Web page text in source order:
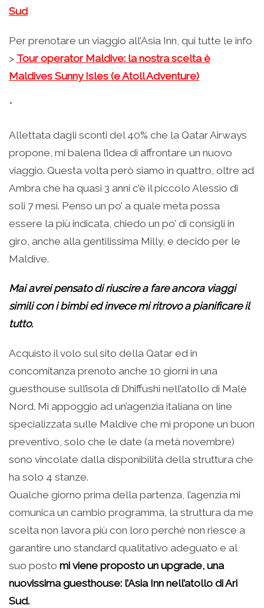
Sud
Per prenotare un viaggio all’Asia Inn, qui tutte le info
> Tour operator Maldive: la nostra scelta è
Maldives Sunny Isles (e Atoll Adventure)
*
Allettata dagli sconti del 40% che la Qatar Airways
propone, mi balena l’idea di affrontare un nuovo
viaggio. Questa volta però siamo in quattro, oltre ad
Ambra che ha quasi 3 anni c’è il piccolo Alessio di
soli 7 mesi. Penso un po’ a quale meta possa
essere la più indicata, chiedo un po’ di consigli in
giro, anche alla gentilissima Milly, e decido per le
Maldive.
Mai avrei pensato di riuscire a fare ancora viaggi
simili con i bimbi ed invece mi ritrovo a pianificare il
tutto.
Acquisto il volo sul sito della Qatar ed in
concomitanza prenoto anche 10 giorni in una
guesthouse sull’isola di Dhiffushi nell’atollo di Malè
Nord. Mi appoggio ad un’agenzia italiana on line
specializzata sulle Maldive che mi propone un buon
preventivo, solo che le date (a metà novembre)
sono vincolate dalla disponibilità della struttura che
ha solo 4 stanze.
Qualche giorno prima della partenza, l’agenzia mi
comunica un cambio programma, la struttura da me
scelta non lavora più con loro perché non riesce a
garantire uno standard qualitativo adeguato e al
suo posto mi viene proposto un upgrade, una
nuovissima guesthouse: l’Asia Inn nell’atollo di Ari
Sud.